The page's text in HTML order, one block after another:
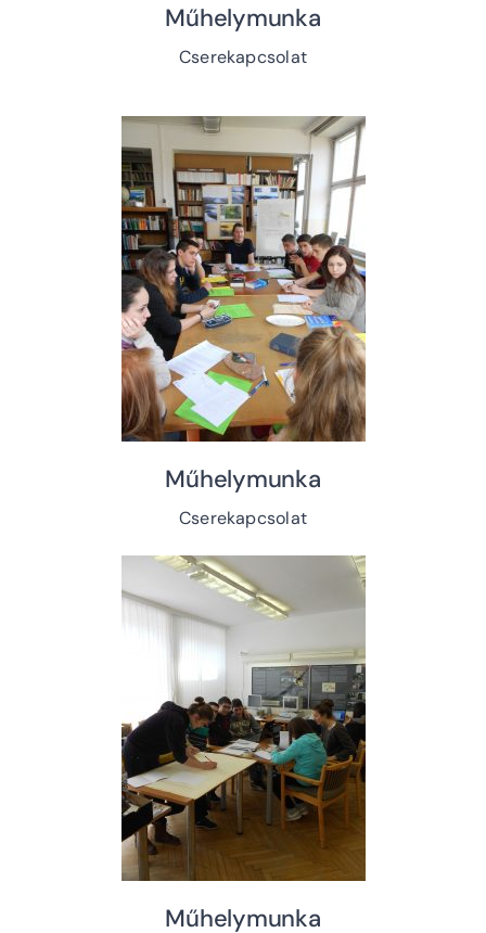
Műhelymunka
Cserekapcsolat
Műhelymunka
Cserekapcsolat
Műhelymunka